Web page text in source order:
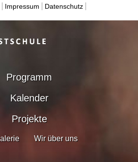
Impressum
Datenschutz
Programm
Kalender
Projekte
Wir über uns